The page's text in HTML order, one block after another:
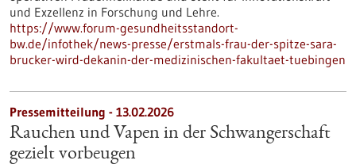
und Exzellenz in Forschung und Lehre.
https://www.forum-gesundheitsstandort-
bw.de/infothek/news-presse/erstmals-frau-der-spitze-sara-
brucker-wird-dekanin-der-medizinischen-fakultaet-tuebingen
Pressemitteilung - 13.02.2026
Rauchen und Vapen in der Schwangerschaft
gezielt vorbeugen